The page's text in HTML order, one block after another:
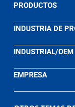
PRODUCTOS
INDUSTRIA DE
INDUSTRIAL/OEM
EMPRESA